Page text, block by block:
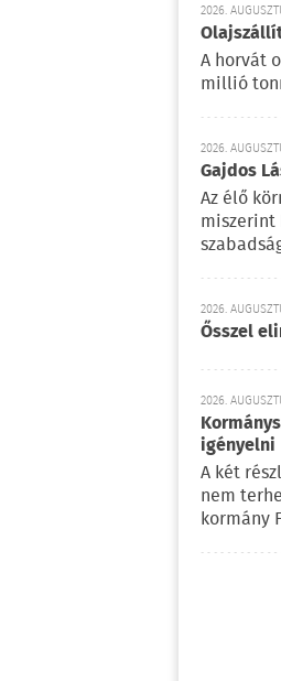
2026.
A horvát
millió
2026.
Gajdos
Az élő
2026.
Ősszel
2026.
igényelni
A két
nem
kormány